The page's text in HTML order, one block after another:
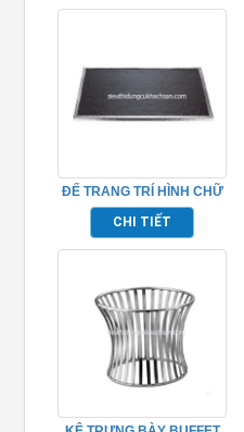
ĐẾ TRANG TRÍ HÌNH CHỮ
NHẬT – TP697180
CHI TIẾT